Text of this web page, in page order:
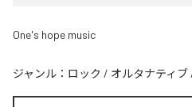
One's hope music
ジャンル： ロック / オルタナティブ